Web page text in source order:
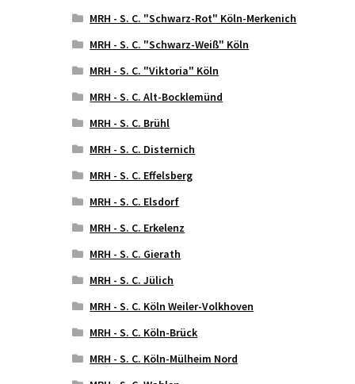
MRH - S. C. "Schwarz-Rot" Köln-Merkenich
MRH - S. C. "Schwarz-Weiß" Köln
MRH - S. C. "Viktoria" Köln
MRH - S. C. Alt-Bocklemünd
MRH - S. C. Brühl
MRH - S. C. Disternich
MRH - S. C. Effelsberg
MRH - S. C. Elsdorf
MRH - S. C. Erkelenz
MRH - S. C. Gierath
MRH - S. C. Jülich
MRH - S. C. Köln Weiler-Volkhoven
MRH - S. C. Köln-Brück
MRH - S. C. Köln-Mülheim Nord